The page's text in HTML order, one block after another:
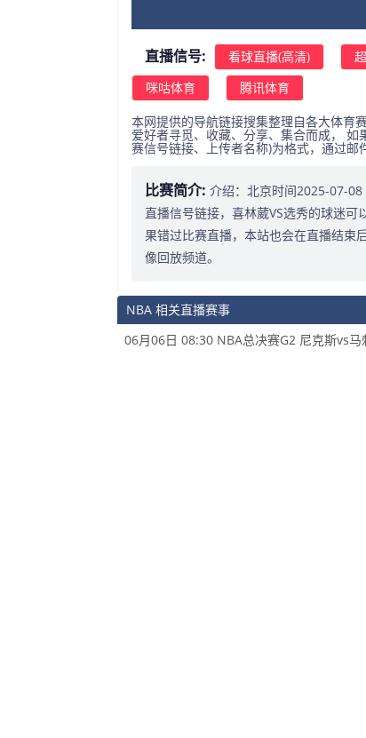
直播信号: 看球直播(高清)
咪咕体育
腾讯体育
本网提供的导航链接搜集整理自各大体育
爱好者寻觅、收藏、分享、集合而成，
赛信号链接、上传者名称)为格式，通过邮
比赛简介: 介绍：北京时间2025-07-
直播信号链接，喜林葳VS选秀的球迷
果错过比赛直播，本站也会在直播结束
像回放频道。
NBA 相关直播赛事
06月06日 08:30 NBA总决赛G2 尼克斯vs马